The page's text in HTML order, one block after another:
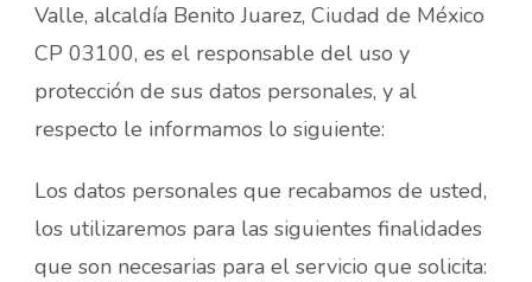
Valle, alcaldía Benito Juarez, Ciudad de México
CP 03100, es el responsable del uso y
protección de sus datos personales, y al
respecto le informamos lo siguiente:
Los datos personales que recabamos de usted,
los utilizaremos para las siguientes finalidades
que son necesarias para el servicio que solicita: